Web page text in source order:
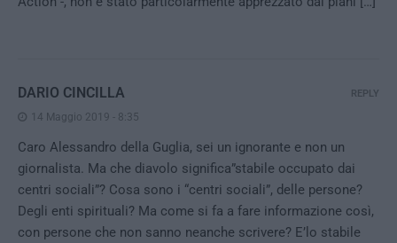
DARIO CINCILLA
14 Maggio 2019 - 8:35
Caro Alessandro della Guglia, sei un ignorante e non un
giornalista. Ma che diavolo significa”stabile occupato dai
centri sociali”? Cosa sono i “centri sociali”, delle persone?
Degli enti spirituali? Ma come si fa a fare informazione così,
con persone che non sanno neanche scrivere? E’lo stabile
REPLY